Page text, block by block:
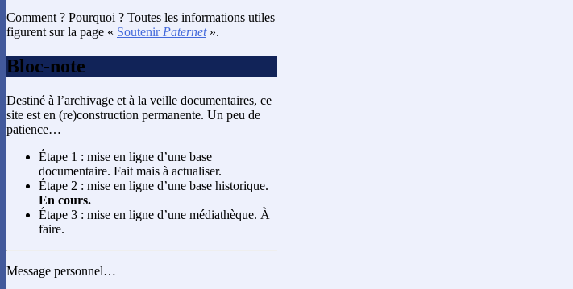
Comment ? Pourquoi ? Toutes les informations utiles
figurent sur la page « Soutenir Paternet».
Bloc-note
Destiné à l’archivage et à la veille documentaires, ce
site est en (re)construction permanente. Un peu de
patience…
Étape 1 : mise en ligne d’une base
documentaire. Fait mais à actualiser.
Étape 2 : mise en ligne d’une base historique.
En cours.
Étape 3 : mise en ligne d’une médiathèque. À
faire.
Message personnel…